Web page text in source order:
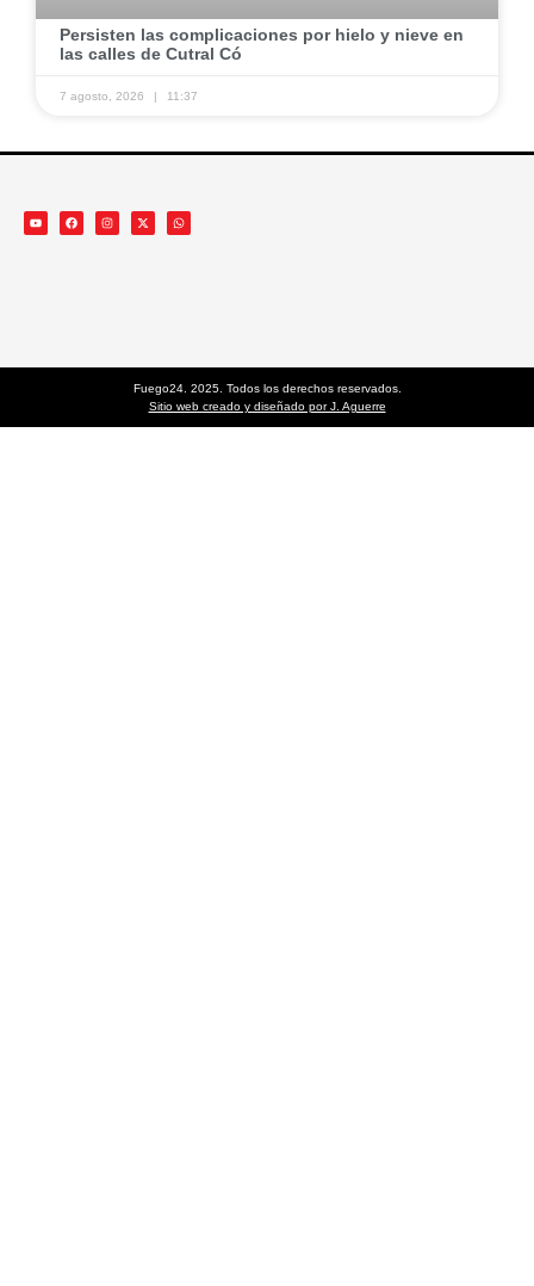
Persisten las complicaciones por hielo y nieve en
las calles de Cutral Có
7 agosto, 2026 11:37
Fuego24. 2025. Todos los derechos reservados.
Sitio web creado y diseñado por J. Aguerre